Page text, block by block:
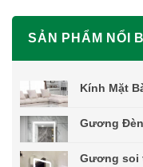
SẢN PHẨM NỔI
Kính Mặt
Gương
Gương soi